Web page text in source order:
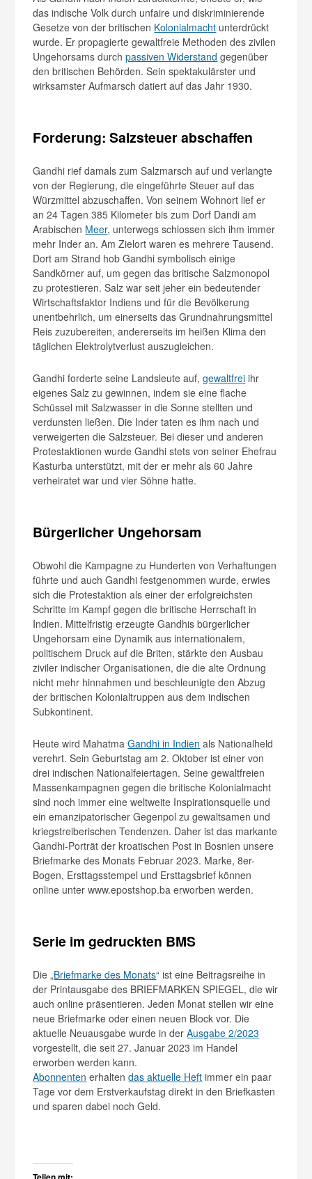
das indische Volk durch unfaire und diskriminierende
Gesetze von der britischen Kolonialmacht unterdrückt
wurde. Er propagierte gewaltfreie Methoden des zivilen
Ungehorsams durchpassiven Widerstand gegenüber
den britischen Behörden. Sein spektakulärster und
wirksamster Aufmarsch datiert auf das Jahr 1930.
Forderung: Salzsteuer abschaffen
Gandhi rief damals zum Salzmarsch auf und verlangte
von der Regierung, die eingeführte Steuer auf das
Würzmittel abzuschaffen. Von seinem Wohnort lief er
an 24 Tagen 385 Kilometer bis zum Dorf Dandi am
Arabischen Meer, unterwegs schlossen sich ihm immer
mehr Inder an. Am Zielort waren es mehrere Tausend.
Dort am Strand hob Gandhi symbolisch einige
Sandkörner auf, um gegen das britische Salzmonopol
zu protestieren. Salz war seit jeher ein bedeutender
Wirtschaftsfaktor Indiens und für die Bevölkerung
unentbehrlich, um einerseits das Grundnahrungsmittel
Reis zuzubereiten, andererseits im heißen Klima den
täglichen Elektrolytverlust auszugleichen.
Gandhi forderte seine Landsleute auf,gewaltfrei ihr
eigenes Salz zu gewinnen, indem sie eine flache
Schüssel mit Salzwasser in die Sonne stellten und
verdunsten ließen. Die Inder taten es ihm nach und
verweigerten die Salzsteuer. Bei dieser und anderen
Protestaktionen wurde Gandhi stets von seiner Ehefrau
Kasturba unterstützt, mit der er mehr als 60 Jahre
verheiratet war und vier Söhne hatte.
Bürgerlicher Ungehorsam
Obwohl die Kampagne zu Hunderten von Verhaftungen
führte und auch Gandhi festgenommen wurde, erwies
sich die Protestaktion als einer der erfolgreichsten
Schritte im Kampf gegen die britische Herrschaft in
Indien. Mittelfristig erzeugte Gandhis bürgerlicher
Ungehorsam eine Dynamik aus internationalem,
politischem Druck auf die Briten, stärkte den Ausbau
ziviler indischer Organisationen, die die alte Ordnung
nicht mehr hinnahmen und beschleunigte den Abzug
der britischen Kolonialtruppen aus dem indischen
Subkontinent.
Heute wird MahatmaGandhi in Indien als Nationalheld
verehrt. Sein Geburtstag am 2. Oktober ist einer von
drei indischen Nationalfeiertagen. Seine gewaltfreien
Massenkampagnen gegen die britische Kolonialmacht
sind noch immer eine weltweite Inspirationsquelle und
ein emanzipatorischer Gegenpol zu gewaltsamen und
kriegstreiberischen Tendenzen. Daher ist das markante
Gandhi-Porträt der kroatischen Post in Bosnien unsere
Briefmarke des Monats Februar 2023. Marke, 8er-
Bogen, Ersttagsstempel und Ersttagsbrief können
online unter www.epostshop.ba erworben werden.
Serie im gedruckten BMS
Die „Briefmarke des Monats“ ist eine Beitragsreihe in
der Printausgabe des BRIEFMARKEN SPIEGEL, die wir
auch online präsentieren. Jeden Monat stellen wir eine
neue Briefmarke oder einen neuen Block vor. Die
aktuelle Neuausgabe wurde in derAusgabe 2/2023
vorgestellt, die seit 27. Januar 2023 im Handel
erworben werden kann.
Abonnenten erhaltendas aktuelle Heft immer ein paar
Tage vor dem Erstverkaufstag direkt in den Briefkasten
und sparen dabei noch Geld.